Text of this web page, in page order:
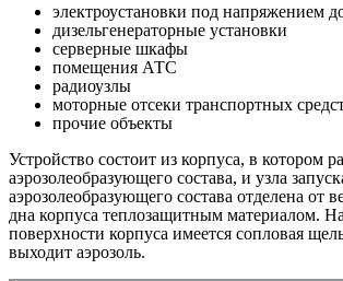
электроустановки под напряжением
дизельгенераторные установки
серверные шкафы
помещения АТС
радиоузлы
моторные отсеки транспортных
прочие объекты
Устройство состоит из корпуса, в котором
аэрозолеобразующего состава, и узла
аэрозолеобразующего состава отделена от
дна корпуса теплозащитным материалом.
поверхности корпуса имеется сопловая
выходит аэрозоль.